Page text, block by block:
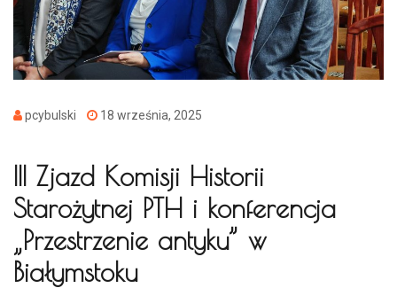
pcybulski 18 września, 2025
III Zjazd Komisji Historii
Starożytnej PTH i konferencja
„Przestrzenie antyku” w
Białymstoku